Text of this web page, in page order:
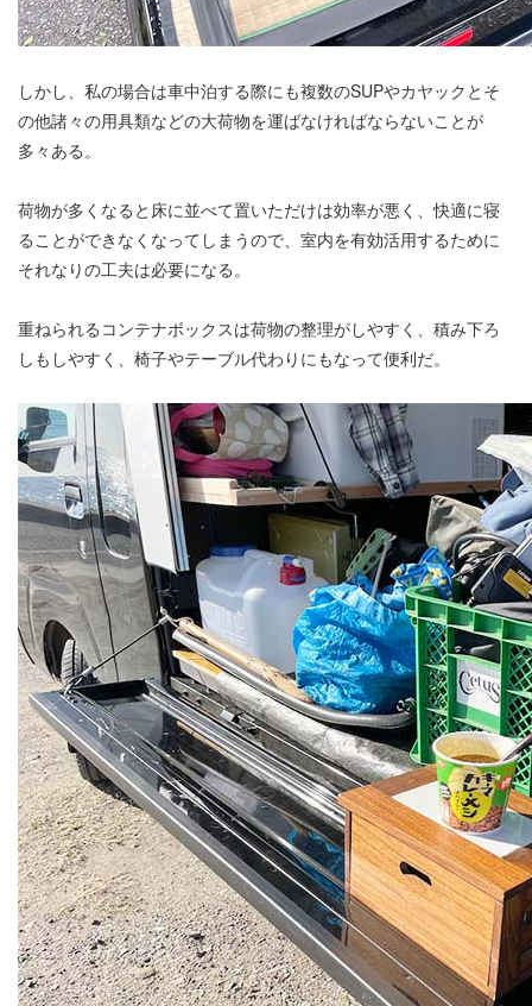
しかし、私の場合は車中泊する際にも複数のSUPやカヤックとそ
の他諸々の用具類などの大荷物を運ばなければならないことが
多々ある。
荷物が多くなると床に並べて置いただけは効率が悪く、快適に寝
ることができなくなってしまうので、室内を有効活用するために
それなりの工夫は必要になる。
重ねられるコンテナボックスは荷物の整理がしやすく、積み下ろ
しもしやすく、椅子やテーブル代わりにもなって便利だ。